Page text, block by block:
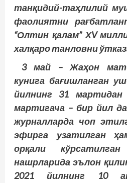
танқидий-таҳлилий
фаолиятни
“Олтин қалам” ХV
халқаро танловни
3 май – Жаҳон
кунига бағишланган
йилнинг 31 мартидан
мартигача – бир йил
журналларда чоп
эфирга узатилган
орқали
нашрларида эълон
2021 йилнинг 10